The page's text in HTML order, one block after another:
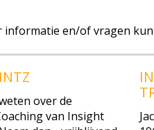
informatie en/of vragen
over de
van Insight